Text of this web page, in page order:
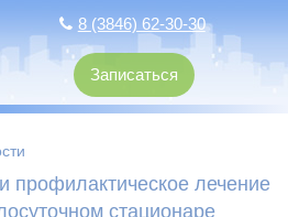
8 (3846) 62-30-30
Записаться
профилактическое лечение
стационаре